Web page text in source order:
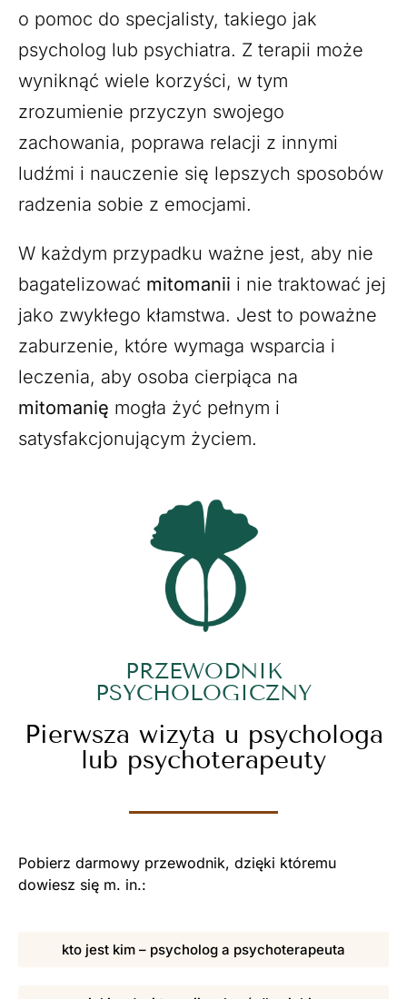
o pomoc do specjalisty, takiego jak
psycholog lub psychiatra. Z terapii może
wyniknąć wiele korzyści, w tym
zrozumienie przyczyn swojego
zachowania, poprawa relacji z innymi
ludźmi i nauczenie się lepszych sposobów
radzenia sobie z emocjami.
W każdym przypadku ważne jest, aby nie
bagatelizować mitomanii i nie traktować jej
jako zwykłego kłamstwa. Jest to poważne
zaburzenie, które wymaga wsparcia i
leczenia, aby osoba cierpiąca na
mitomanię mogła żyć pełnym i
satysfakcjonującym życiem.
PRZEWODNIK
PSYCHOLOGICZNY
Pierwsza wizyta u psychologa
lub psychoterapeuty
Pobierz darmowy przewodnik, dzięki któremu
dowiesz się m. in.:
kto jest kim – psycholog a psychoterapeuta